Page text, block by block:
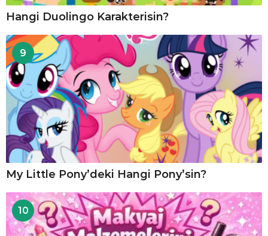
Hangi Duolingo Karakterisin?
9
My Little Pony’deki Hangi Pony’sin?
10